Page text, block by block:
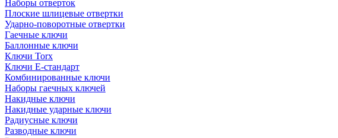
Наборы отверток
Плоские шлицевые отвертки
Ударно-поворотные отвертки
Гаечные ключи
Баллонные ключи
Ключи Torx
Ключи Е-стандарт
Комбинированные ключи
Наборы гаечных ключей
Накидные ключи
Накидные ударные ключи
Радиусные ключи
Разводные ключи